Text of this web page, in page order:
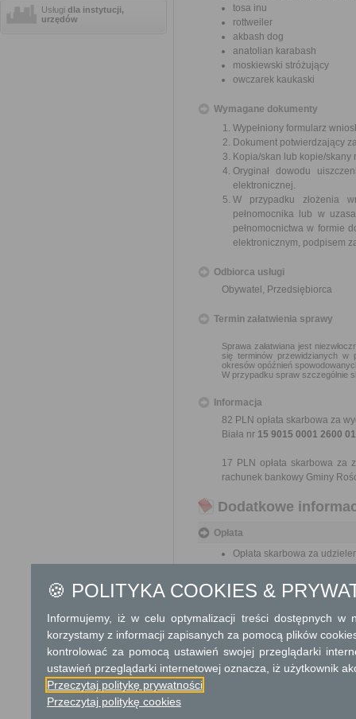
Usługi dla instytucji,
urzędów
tosa inu
rottweiler
akbash dog
anatolian karabash
moskiewski stróżujący
owczarek kaukaski
Wymagane dokumenty
Wypełniony formularz
Dokument potwierdzający
Kopia/skan lub kopie/skany
Oryginał dowodu
elektronicznej.
W przypadku złożenia
pełnomocnika lub w
pełnomocnictwa w formie
elektronicznym, podpisem
Odbiorca usługi
Obywatel, Przedsiębiorca
Termin załatwienia sprawy
Sprawa załatwiana jest
się terminów przewidzianych w
okresów opóźnień
W przypadku spraw szczególnie
Informacja
82 PLN opłata skarbowa za
Biała nr 15 9015 0001 2600
17 PLN opłata skarbowa za
rachunek bankowy Gminy
Dodatkowe
Opłata
Opłata skarbowa za
wydanie zezwolenia -
dotyczy
od zezwolenia dla
treścią zmiany jest
17 zł opłata
🍪 POLITYKA COOKIES &
Informujemy, iż w celu optymalizacji treści dostępnych w
korzystamy z informacji zapisanych za pomocą plików
kontrolować za pomocą ustawień swojej przeglądarki
ustawień przeglądarki internetowej oznacza, iż użytkownik
Przeczytaj politykę prywatności
Przeczytaj politykę cookies